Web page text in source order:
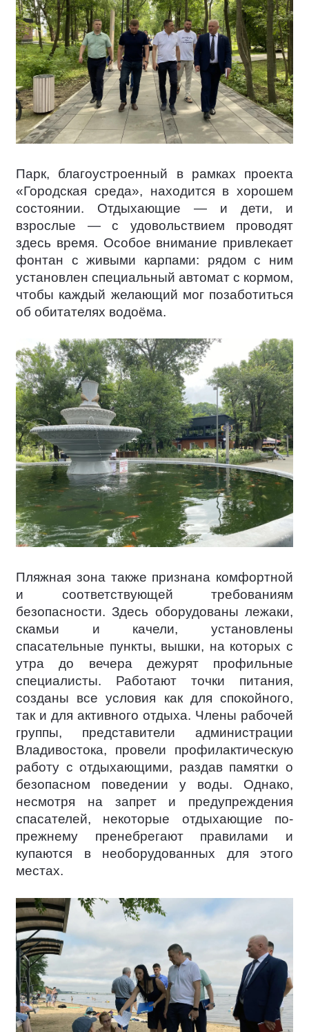
Парк, благоустроенный в рамках проекта
«Городская среда», находится в хорошем
состоянии. Отдыхающие — и дети, и
взрослые — с удовольствием проводят
здесь время. Особое внимание привлекает
фонтан с живыми карпами: рядом с ним
установлен специальный автомат с кормом,
чтобы каждый желающий мог позаботиться
об обитателях водоёма.
Пляжная зона также признана комфортной
и соответствующей требованиям
безопасности. Здесь оборудованы лежаки,
скамьи и качели, установлены
спасательные пункты, вышки, на которых с
утра до вечера дежурят профильные
специалисты. Работают точки питания,
созданы все условия как для спокойного,
так и для активного отдыха. Члены рабочей
группы, представители администрации
Владивостока, провели профилактическую
работу с отдыхающими, раздав памятки о
безопасном поведении у воды. Однако,
несмотря на запрет и предупреждения
спасателей, некоторые отдыхающие по-
прежнему пренебрегают правилами и
купаются в необорудованных для этого
местах.